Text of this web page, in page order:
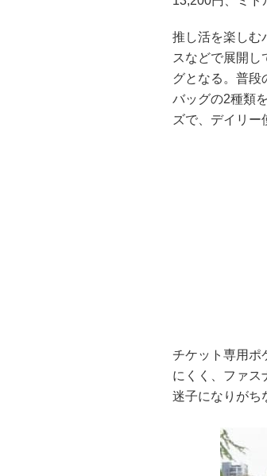
推し活を楽しむ
スなどで展開し
グとなる。普段
バッグの2種類
ズで、デイリー
チケット専用ポ
にくく、ファス
迷子になりがち